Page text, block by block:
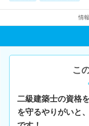
情
こ
二級建築士の資格
を守るやりがいと